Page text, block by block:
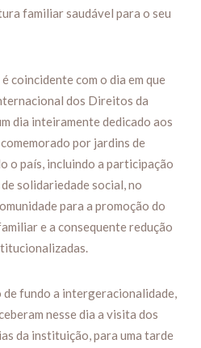
familiar saudável para o seu
coincidente com o dia em que
dos Direitos da
dia inteiramente dedicado aos
por jardins de
o país, incluindo a participação
solidariedade social, no
para a promoção do
e a consequente redução
de fundo a intergeracionalidade,
nesse dia a visita dos
da instituição, para uma tarde